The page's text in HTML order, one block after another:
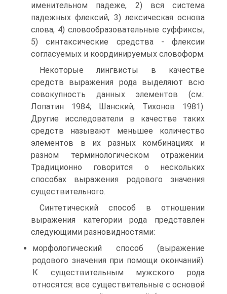
именительном падеже, 2) вся система
падежных флексий, 3) лексическая основа
слова, 4) словообразовательные суффиксы,
5) синтаксические средства - флексии
согласуемых и координируемых словоформ.
Некоторые лингвисты в качестве
средств выражения рода выделяют всю
совокупность данных элементов (см.:
Лопатин 1984; Шанский, Тихонов 1981).
Другие исследователи в качестве таких
средств называют меньшее количество
элементов в их разных комбинациях и
разном терминологическом отражении.
Традиционно говорится о нескольких
способах выражения родового значения
существительного.
Синтетический способ в отношении
выражения категории рода представлен
следующими разновидностями:
морфологический способ (выражение
родового значения при помощи окончаний).
К существительным мужского рода
относятся: все существительные с основой